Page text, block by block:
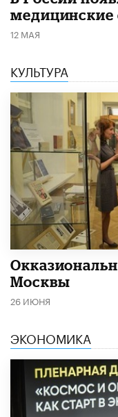
медицинские
12 МАЯ
КУЛЬТУРА
Москвы
26 ИЮНЯ
ЭКОНОМИКА